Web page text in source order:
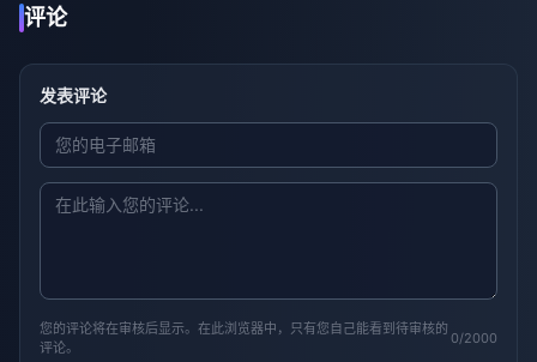
评论
发表评论
您的评论将在审核后显示。在此浏览器中，只有您自己能看到待审核的
评论。
0/2000